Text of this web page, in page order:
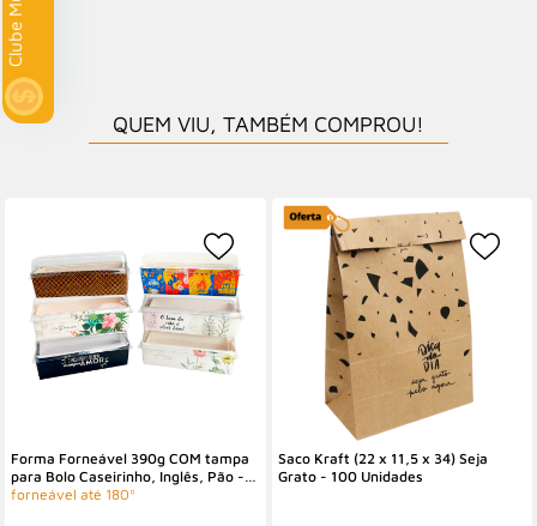
QUEM VIU, TAMBÉM COMPROU!
Forma Forneável 390g COM tampa
para Bolo Caseirinho, Inglês, Pão -
100 unidades
forneável até 180º
Saco Kraft (22 x 11,5 x 34) Seja
Grato - 100 Unidades
Clube Multi